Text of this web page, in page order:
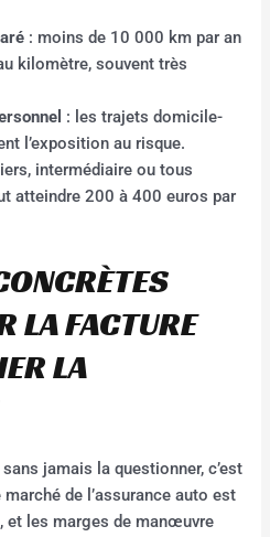
: moins de 10 000 km par an
kilomètre, souvent très
: les trajets domicile-
l’exposition au risque.
intermédiaire ou tous
atteindre 200 à 400 euros par
LA FACTURE
LA
jamais la questionner, c’est
marché de l’assurance auto est
et les marges de manœuvre